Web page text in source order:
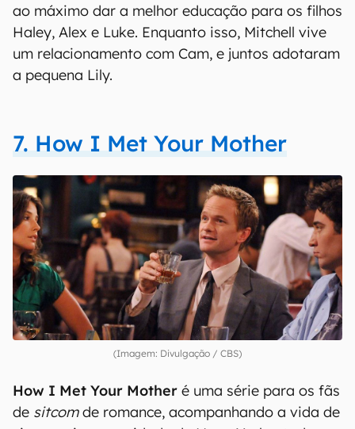
ao máximo dar a melhor educação para os filhos
Haley, Alex e Luke. Enquanto isso, Mitchell vive
um relacionamento com Cam, e juntos adotaram
a pequena Lily.
7. How I Met Your Mother
(Imagem: Divulgação / CBS)
How I Met Your Mother é uma série para os fãs
de sitcomde romance, acompanhando a vida de